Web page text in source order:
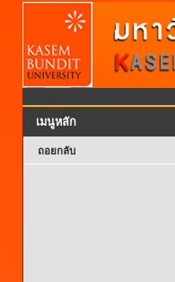
เมนูหลัก
ถอยกลับ